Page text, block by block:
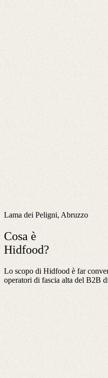
Lama dei Peligni, Abruzzo
Cosa è
Hidfood?
Lo scopo di Hidfood è far
operatori di fascia alta del B2B